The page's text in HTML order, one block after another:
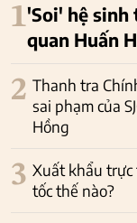
1'Soi' hệ sinh
quan Huấn
2 Thanh tra
sai phạm của
Hồng
3 Xuất khẩu
tốc thế nào?